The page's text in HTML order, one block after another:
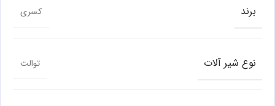
برند کسری
نوع شیر آلات توالت